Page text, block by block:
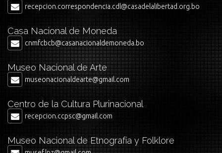
recepcion.correspondencia.cdl@casadelalibertad.org.bo
Casa Nacional de Moneda
cnmfcbcb@casanacionaldemoneda.bo
Museo Nacional de Arte
museonacionaldearte@gmail.com
Centro de la Cultura Plurinacional
recepcion.ccpsc@gmail.com
Museo Nacional de Etnografía y Folklore